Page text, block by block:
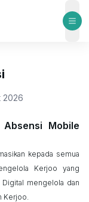
2026
Mobile
kepada semua
Kerjoo yang
mengelola dan
Kerjoo.